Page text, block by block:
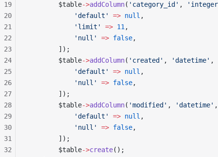
        $table
->addColumn( 'category_id' ,
            'default'
=> null ,
            'limit'
=> 11 ,
            'null'
=> false,
        ]);
        $table
->addColumn( 'created' , 'datetime' ,
            'default'
=> null ,
            'null'
=> false,
        ]);
        $table
->addColumn( 'modified' , 'datetime'
            'default'
=> null ,
            'null'
=> false,
        ]);
        $table
->create();
19
20
21
22
23
24
25
26
27
28
29
30
31
32